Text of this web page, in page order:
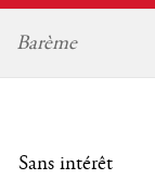
Barème
Sans intérêt